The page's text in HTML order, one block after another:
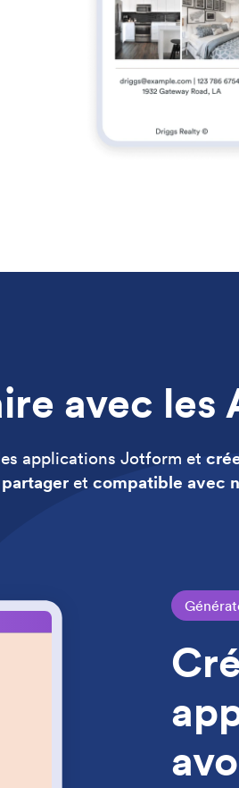
avec
applications Jotform et
et compatible avec